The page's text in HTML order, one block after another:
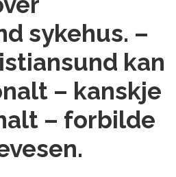
sykehus. –
kan
– kanskje
– forbilde